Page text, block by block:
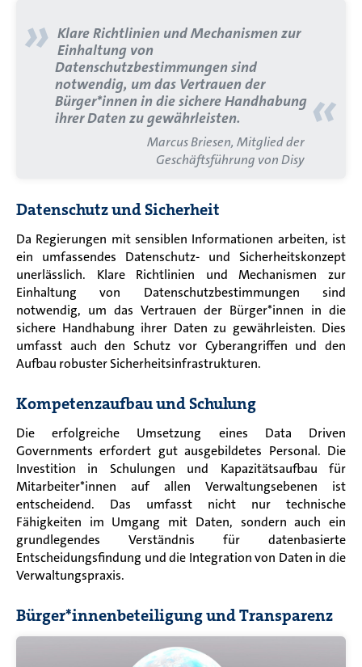
» Klare Richtlinien undMechanismen zur
Einhaltung von
Datenschutzbestimmungen sind
notwendig, um das Vertrauen der
Bürger*innen in die sichere Handhabung
ihrer Daten zu gewährleisten.
«
Marcus Briesen, Mitglied der
Geschäftsführung von Disy
Datenschutz und Sicherheit
Da Regierungen mit sensiblen Informationen arbeiten, ist
ein umfassendes Datenschutz- und Sicherheitskonzept
unerlässlich. Klare Richtlinien undMechanismen zur
Einhaltung von Datenschutzbestimmungen sind
notwendig, um das Vertrauen der Bürger*innen in die
sichere Handhabung ihrer Daten zu gewährleisten. Dies
umfasst auch den Schutz vor Cyberangriffen und den
Aufbau robuster Sicherheitsinfrastrukturen.
Kompetenzaufbau und Schulung
Die erfolgreiche Umsetzung eines Data Driven
Governments erfordert gut ausgebildetes Personal. Die
Investition in Schulungen und Kapazitätsaufbau für
Mitarbeiter*innen auf allen Verwaltungsebenen ist
entscheidend. Das umfasst nicht nur technische
Fähigkeiten im Umgang mit Daten, sondern auch ein
grundlegendes Verständnis für datenbasierte
Entscheidungsfindung und die Integration von Daten in die
Verwaltungspraxis.
Bürger*innenbeteiligung und Transparenz